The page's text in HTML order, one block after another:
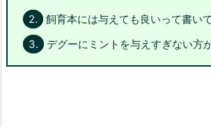
2.
飼育本には与えても良いって書い
3.
デグーにミントを与えすぎない方